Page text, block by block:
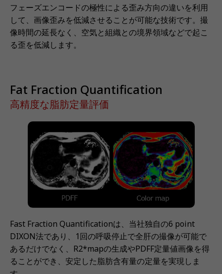
フェーズエンコードの極性による歪み方向の違いを利用
して、画像歪みを低減させることが可能な技術です。撮
像時間の延長なく、空気と組織との境界領域などで起こ
る歪を低減します。
高精度な脂肪定量評価
Fat Fraction Quantification
Fast Fraction Quantificationは、当社独自の6 point
DIXON法であり、1回の呼吸停止で全肝の撮像が可能で
あるだけでなく、R2*mapの生成やPDFF定量値画像を得
ることができ、安定した脂肪含有量の定量を実現しま